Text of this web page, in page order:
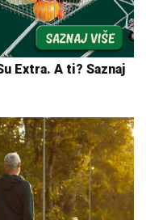
Extra. A ti? Saznaj